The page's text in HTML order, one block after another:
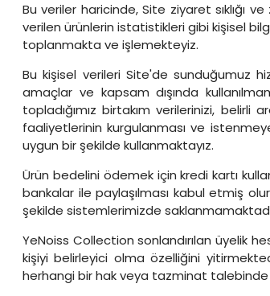
Bu veriler haricinde, Site ziyaret sıklığı
verilen ürünlerin istatistikleri gibi kişisel
toplanmakta ve işlemekteyiz.
Bu kişisel verileri Site'de sunduğumuz
amaçlar ve kapsam dışında
topladığımız birtakım verilerinizi,
faaliyetlerinin kurgulanması ve
uygun bir şekilde kullanmaktayız.
Ürün bedelini ödemek için kredi kartı
bankalar ile paylaşılması kabul etmiş
şekilde sistemlerimizde
YeNoiss Collection sonlandırılan üyelik
kişiyi belirleyici olma özelliğini
herhangi bir hak veya tazminat